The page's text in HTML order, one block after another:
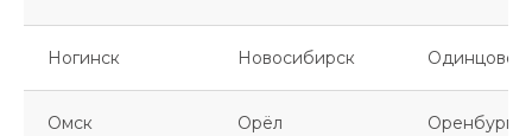
Ногинск Новосибирск Одинцово
Омск Орёл Оренбург